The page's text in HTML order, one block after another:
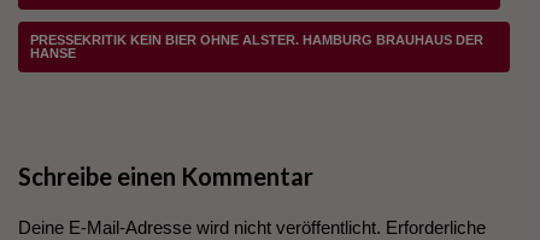
PRESSEKRITIK KEIN BIER OHNE ALSTER. HAMBURG BRAUHAUS DER
HANSE
Schreibe einen Kommentar
Deine E-Mail-Adresse wird nicht veröffentlicht. Erforderliche